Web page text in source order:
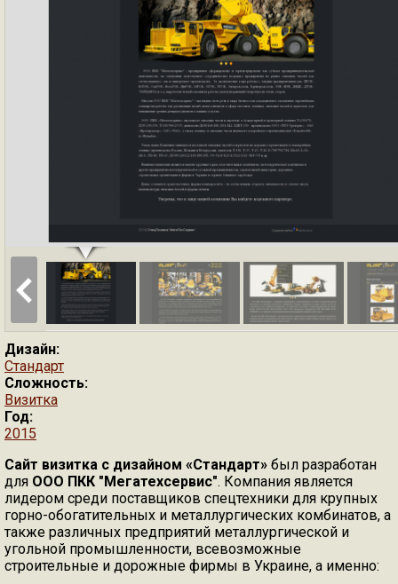
Дизайн:
Стандарт
Сложность:
Визитка
Год:
2015
Сайт визитка с дизайном «Стандарт» был разработан
для ООО ПКК "Мегатехсервис". Компания является
лидером среди поставщиков спецтехники для крупных
горно-обогатительных и металлургических комбинатов, а
также различных предприятий металлургической и
угольной промышленности, всевозможные
строительные и дорожные фирмы в Украине, а именно: